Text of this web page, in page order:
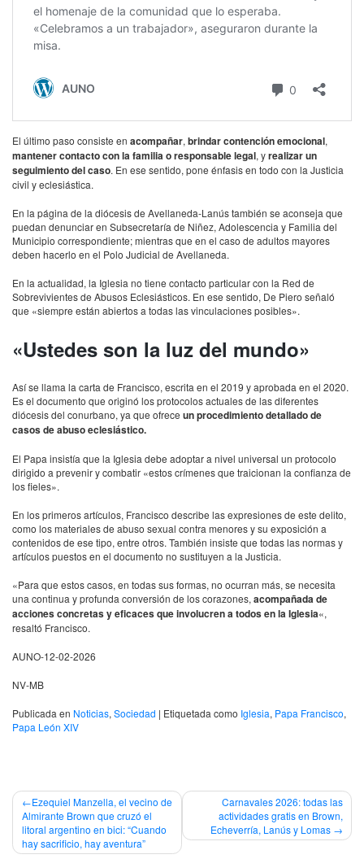
El último paso consiste en acompañar, brindar contención emocional,
mantener contacto con la familia o responsable legal, yrealizar un
seguimiento del caso. En ese sentido, pone énfasis en todo con la Justicia
civil y eclesiástica.
En la página de la diócesis de Avellaneda-Lanús también se aconseja que
puedan denunciar en Subsecretaría de Niñez, Adolescencia y Familia del
Municipio correspondiente; mientras que en el caso de adultos mayores
deben hacerlo en el Polo Judicial de Avellaneda.
En la actualidad, la Iglesia no tiene contacto particular con la Red de
Sobrevivientes de Abusos Eclesiásticos. En ese sentido, De Piero señaló
que «siempre están abiertos a todas las vinculaciones posibles».
«Ustedes son la luz del mundo»
Así se llama la carta de Francisco, escrita en el 2019 y aprobada en el 2020.
Es el documento que originó los protocolos actuales de las diferentes
diócesis del conurbano, ya que ofrece un procedimiento detallado de
casos de abuso eclesiástico.
El Papa insistía que la Iglesia debe adoptar a nivel universal un protocolo
dirigido a prevenir y combatir «estos crímenes que traicionan la confianza de
los fieles».
En los primeros artículos, Francisco describe las expresiones de este delito,
como los materiales de abuso sexual contra menores y su exposición a
contenidos de ese tipo, entre otros. También insiste que todas las normas y
artículos puestos en el documento no sustituyen a la Justicia.
«Para que estos casos, en todas sus formas, no ocurran más, se necesita
una continua y profunda conversión de los corazones, acompañada de
acciones concretas y eficaces que involucren a todos en la Iglesia«,
resaltó Francisco.
AUNO-12-02-2026
NV-MB
Publicada en Noticias, Sociedad | Etiquetada como Iglesia, Papa Francisco,
Papa León XIV
Navegación
de
entradas
Ezequiel Manzella, el vecino de
Almirante Brown que cruzó el
litoral argentino en bici: “Cuando
hay sacrificio, hay aventura”
Carnavales 2026: todas las
actividades gratis en Brown,
Echeverría, Lanús y Lomas